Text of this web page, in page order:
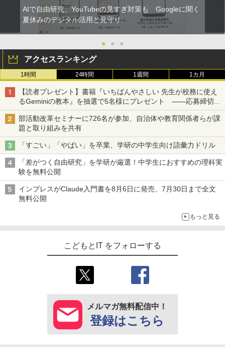
AIで自由研究、YouTubeの見すぎ対策も Googleに聞く
夏休みのデジタル活用と見守り
● ● ●
アクセスランキング
1時間 24時間 1週間 1カ月
【読者プレゼント】書籍『いちばんやさしい 先生が校務に使え
るGeminiの教本』を抽選で5名様にプレゼント ――応募締切は
2026年8月12日（水）まで
部活動改革セミナーに726名が参加、自治体や教育関係者らが課
題と取り組みを共有
「すごい」「やばい」を卒業、学研の中学生向け語彙力ドリル
「差がつく自由研究」を学研が厳選！中学生におすすめの理科実
験を無料公開
インプレスがClaude入門書を8月6日に発売、7月30日まで全文
無料公開
もっと見る
こどもとIT をフォローする
メルマガ無料配信中！
登録はこちら